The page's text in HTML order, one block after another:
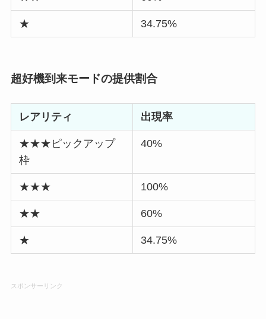
★ 34.75%
超好機到来モードの提供割合
レアリティ 出現率
★★★ピックアップ
枠
40%
★★★ 100%
★★ 60%
★ 34.75%
スポンサーリンク